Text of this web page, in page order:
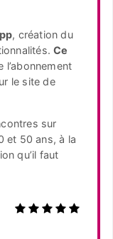
, création du
Ce
l’abonnement
le site de
sur
et 50 ans, à la
qu’il faut